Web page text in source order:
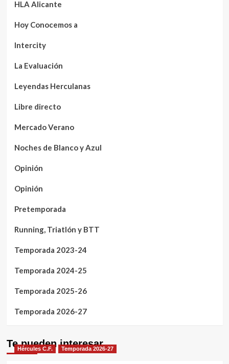
HLA Alicante
Hoy Conocemos a
Intercity
La Evaluación
Leyendas Herculanas
Libre directo
Mercado Verano
Noches de Blanco y Azul
Opinión
Opinión
Pretemporada
Running, Triatlón y BTT
Temporada 2023-24
Temporada 2024-25
Temporada 2025-26
Temporada 2026-27
Te pueden interesar
Hércules C.F. Temporada 2026-27